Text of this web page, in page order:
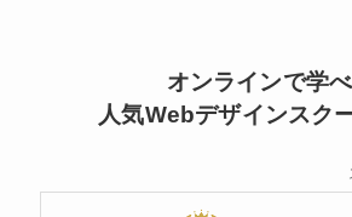
オンラインで学
人気Webデザインスク